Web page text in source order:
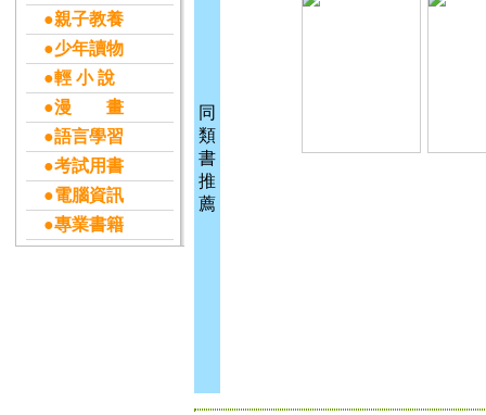
●親子教養
●少年讀物
●輕 小 說
●漫 畫
●語言學習
●考試用書
●電腦資訊
●專業書籍
同
類
書
推
薦